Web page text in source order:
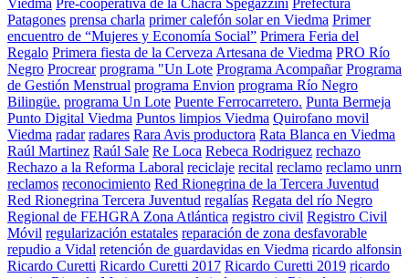
Viedma Pre-cooperativa de la Chacra Spegazzini Prefectura
Patagones prensa charla primer calefón solar en Viedma Primer
encuentro de “Mujeres y Economía Social” Primera Feria del
Regalo Primera fiesta de la Cerveza Artesana de Viedma PRO Río
Negro Procrear programa "Un Lote Programa Acompañar Programa
de Gestión Menstrual programa Envion programa Río Negro
Bilingüe. programa Un Lote Puente Ferrocarretero. Punta Bermeja
Punto Digital Viedma Puntos limpios Viedma Quirofano movil
Viedma radar radares Rara Avis productora Rata Blanca en Viedma
Raúl Martinez Raúl Sale Re Loca Rebeca Rodriguez rechazo
Rechazo a la Reforma Laboral reciclaje recital reclamo reclamo unrn
reclamos reconocimiento Red Rionegrina de la Tercera Juventud
Red Rionegrina Tercera Juventud regalías Regata del río Negro
Regional de FEHGRA Zona Atlántica registro civil Registro Civil
Móvil regularización estatales reparación de zona desfavorable
repudio a Vidal retención de guardavidas en Viedma ricardo alfonsin
Ricardo Curetti Ricardo Curetti 2017 Ricardo Curetti 2019 ricardo